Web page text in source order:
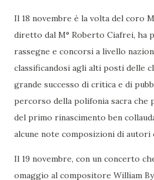
Il 18 novembre è la volta del coro
diretto dal M° Roberto Ciafrei, ha
rassegne e concorsi a livello
classificandosi agli alti posti delle
grande successo di critica e di
percorso della polifonia sacra che
del primo rinascimento ben
alcune note composizioni di autori
Il 19 novembre, con un concerto
omaggio al compositore William